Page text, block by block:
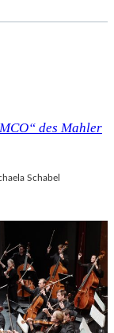
des Mahler
Schabel